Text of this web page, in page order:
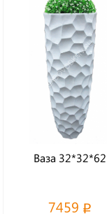
Ваза 32*32*62
7459